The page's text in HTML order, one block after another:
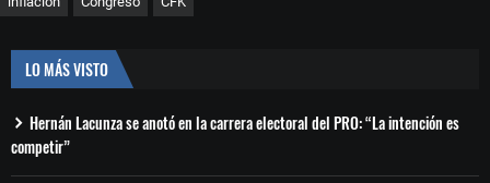
LO MÁS VISTO
Hernán Lacunza se anotó en la carrera electoral del PRO: “La intención es
competir”